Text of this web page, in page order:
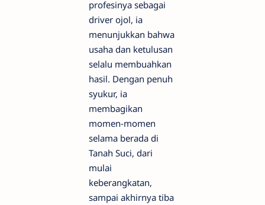
profesinya sebagai
driver ojol, ia
menunjukkan bahwa
usaha dan ketulusan
selalu membuahkan
hasil. Dengan penuh
syukur, ia
membagikan
momen-momen
selama berada di
Tanah Suci, dari
mulai
keberangkatan,
sampai akhirnya tiba